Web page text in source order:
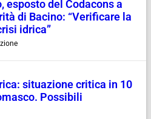
esposto del Codacons a
di Bacino: “Verificare la
idrica”
situazione critica in 10
Possibili